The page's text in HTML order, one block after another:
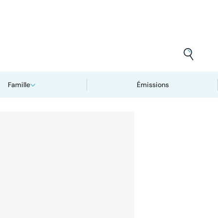
Famille Émissions